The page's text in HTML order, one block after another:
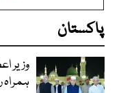
پاکستان
وزیر